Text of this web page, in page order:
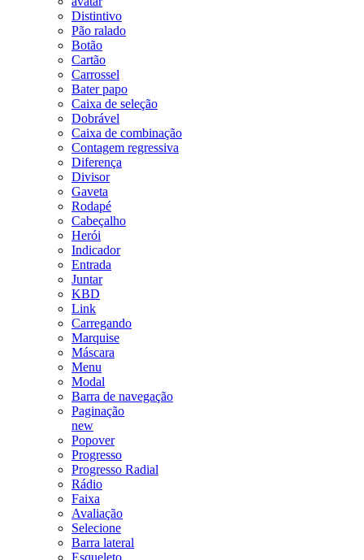
Distintivo
Pão ralado
Botão
Cartão
Carrossel
Bater papo
Caixa de seleção
Dobrável
Caixa de combinação
Contagem regressiva
Diferença
Divisor
Gaveta
Rodapé
Cabeçalho
Herói
Indicador
Entrada
Juntar
KBD
Link
Carregando
Marquise
Máscara
Menu
Modal
Barra de navegação
Paginação
new
Popover
Progresso
Progresso Radial
Rádio
Faixa
Avaliação
Selecione
Barra lateral
Esqueleto